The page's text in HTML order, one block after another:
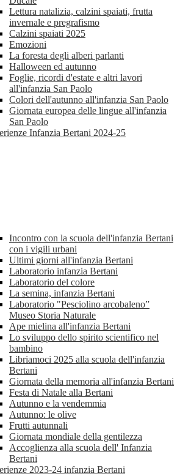
Lettura natalizia, calzini spaiati, frutta
invernale e pregrafismo
Calzini spaiati 2025
Emozioni
La foresta degli alberi parlanti
Halloween ed autunno
Foglie, ricordi d'estate e altri lavori
all'infanzia San Paolo
Colori dell'autunno all'infanzia San Paolo
Giornata europea delle lingue all'infanzia
San Paolo
Infanzia Bertani 2024-25
Incontro con la scuola dell'infanzia Bertani
con i vigili urbani
Ultimi giorni all'infanzia Bertani
Laboratorio infanzia Bertani
Laboratorio del colore
La semina, infanzia Bertani
Laboratorio "Pesciolino arcobaleno”
Museo Storia Naturale
Ape mielina all'infanzia Bertani
Lo sviluppo dello spirito scientifico nel
bambino
Libriamoci 2025 alla scuola dell'infanzia
Bertani
Giornata della memoria all'infanzia Bertani
Festa di Natale alla Bertani
Autunno e la vendemmia
Autunno: le olive
Frutti autunnali
Giornata mondiale della gentilezza
Accoglienza alla scuola dell' Infanzia
Bertani
2023-24 infanzia Bertani